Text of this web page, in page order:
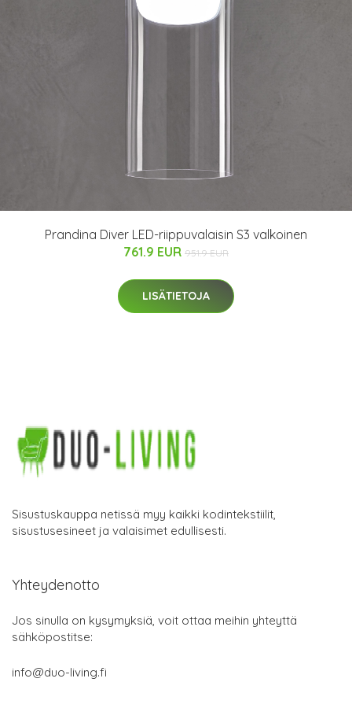
Prandina Diver LED-riippuvalaisin S3 valkoinen
761.9 EUR 951.9 EUR
LISÄTIETOJA
Sisustuskauppa netissä myy kaikki kodintekstiilit,
sisustusesineet ja valaisimet edullisesti.
Yhteydenotto
Jos sinulla on kysymyksiä, voit ottaa meihin yhteyttä
sähköpostitse:
info@duo-living.fi